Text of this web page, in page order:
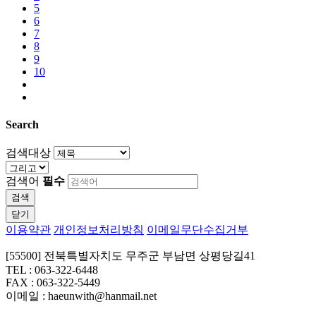
5
6
7
8
9
10
Search
검색대상
검색어 필수
검색
닫기
이용약관 개인정보처리방침 이메일무단수집거부
[55500] 전북특별자치도 무주군 부남면 상평당길41
TEL : 063-322-6448
FAX : 063-322-5449
이메일 : haeunwith@hanmail.net